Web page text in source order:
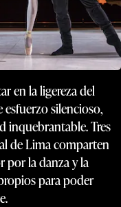
en la ligereza del
esfuerzo silencioso,
inquebrantable. Tres
de Lima comparten
por la danza y la
para poder